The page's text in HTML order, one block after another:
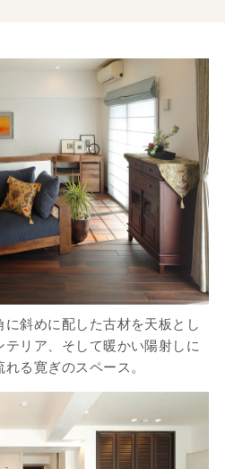
に斜めに配した古材を天板とし
リア、そして暖かい陽射しに
る寛ぎのスペース。